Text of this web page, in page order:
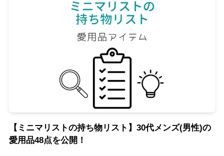
【ミニマリストの持ち物リスト】30代メンズ(男性)の
愛用品48点を公開！